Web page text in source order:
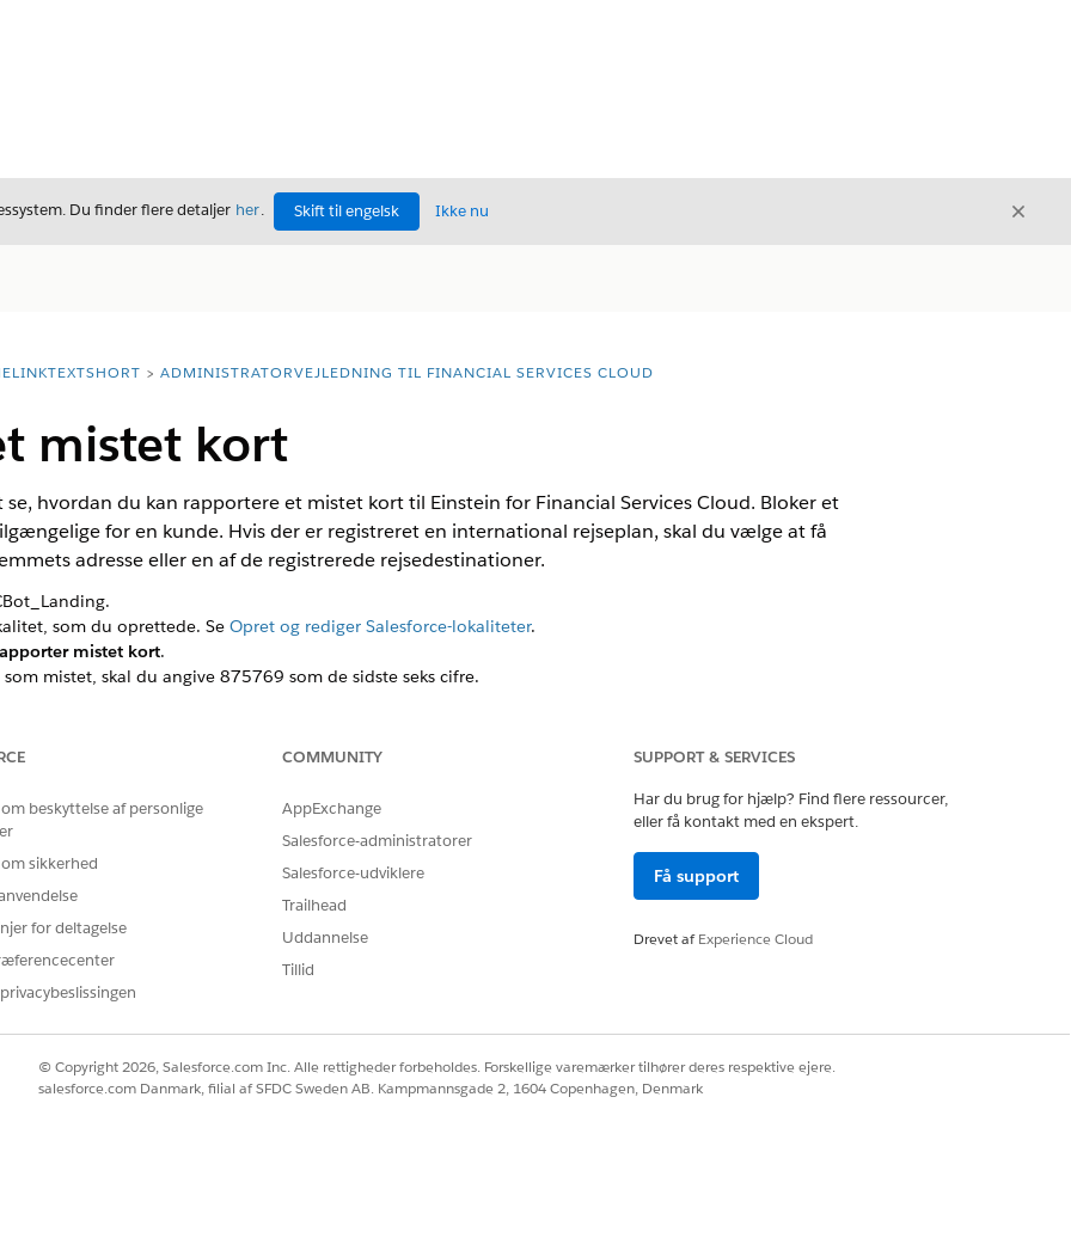
Du finder flere detaljer her. Skift til engelsk Ikke nu Luk
ADMINISTRATORVEJLEDNING TIL FINANCIAL SERVICES CLOUD
mistet kort
hvordan du kan rapportere et mistet kort til Einstein for Financial Services Cloud. Bloker et
for en kunde. Hvis der er registreret en international rejseplan, skal du vælge at få
adresse eller en af de registrerede rejsedestinationer.
som du oprettede. Se Opret og rediger Salesforce-lokaliteter.
mistet kort.
mistet, skal du angive 875769 som de sidste seks cifre.
knyttet til dette kort. Du har adgang til disse oplysninger i
primære ejers mailadresse.
som mistet, og bekræft dit valg.
skal du bekræfte kortets destinationsadresse.
mistede kort og giver dig et sagsnummer, som du kan bruge til at følge op med en person
Ja Nej
beskyttelse af personlige
sikkerhed
for deltagelse
COMMUNITY
AppExchange
Salesforce-administratorer
Salesforce-udviklere
Trailhead
Uddannelse
Tillid
SUPPORT & SERVICES
Har du brug for hjælp? Find flere ressourcer,
eller få kontakt med en ekspert.
Få support
Drevet afExperience Cloud
© Copyright 2026, Salesforce.com Inc. Alle rettigheder forbeholdes. Forskellige varemærker tilhører deres respektive ejere.
salesforce.com Danmark, filial af SFDC Sweden AB. Kampmannsgade 2, 1604 Copenhagen, Denmark